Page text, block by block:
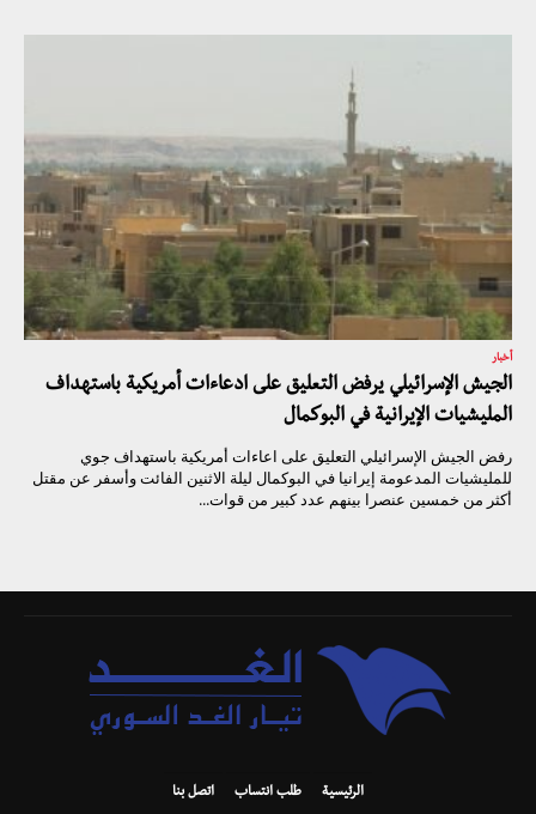
أخبار
الجيش الإسرائيلي يرفض التعليق على ادعاءات أمريكية باستهداف
المليشيات الإيرانية في البوكمال
رفض الجيش الإسرائيلي التعليق على اعاءات أمريكية باستهداف جوي
للمليشيات المدعومة إيرانيا في البوكمال ليلة الاثنين الفائت وأسفر عن مقتل
أكثر من خمسين عنصرا بينهم عدد كبير من قوات...
الرئيسية طلب انتساب اتصل بنا